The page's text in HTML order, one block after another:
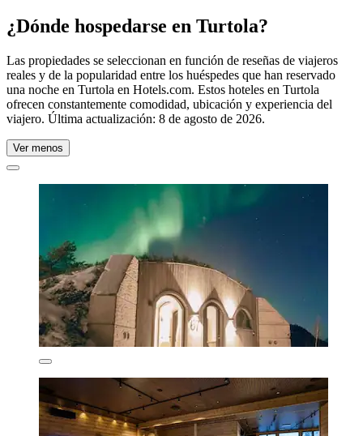
¿Dónde hospedarse en Turtola?
Las propiedades se seleccionan en función de reseñas de viajeros
reales y de la popularidad entre los huéspedes que han reservado
una noche en Turtola en Hotels.com. Estos hoteles en Turtola
ofrecen constantemente comodidad, ubicación y experiencia del
viajero. Última actualización: 8 de agosto de 2026.
Ver menos